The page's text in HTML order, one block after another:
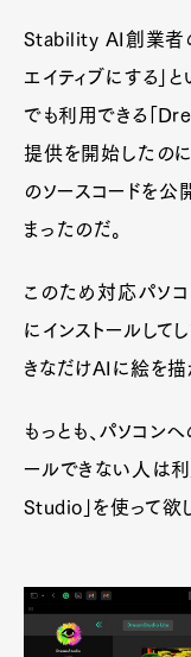
Stability AI創業者の
エイティブにする」
でも利用できる「
提供を開始したの
のソースコードを公
まったのだ。
このため対応パソ
にインストールし
きなだけAIに絵を描
もっとも、パソコン
ールできない人は
Studio」を使って欲